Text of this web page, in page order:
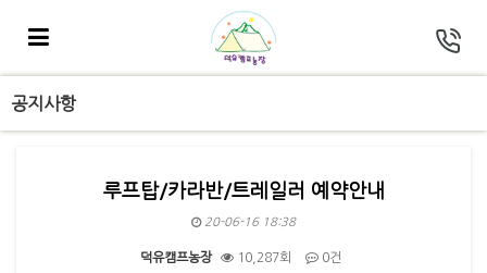
공지사항
루프탑/카라반/트레일러 예약안내
20-06-16 18:38
덕유캠프농장 10,287회 0건